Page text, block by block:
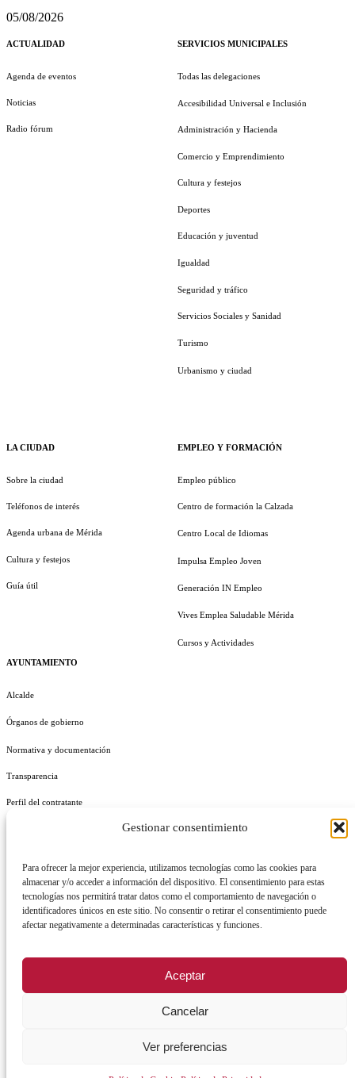
Gestionar consentimiento
Para ofrecer la mejor experiencia, utilizamos tecnologías como las cookies para
almacenar y/o acceder a información del dispositivo. El consentimiento para estas
tecnologías nos permitirá tratar datos como el comportamiento de navegación o
identificadores únicos en este sitio. No consentir o retirar el consentimiento puede
afectar negativamente a determinadas características y funciones.
Aceptar
Cancelar
Ver preferencias
05/08/2026
ACTUALIDAD
Agenda de eventos
Noticias
Radio fórum
LA CIUDAD
Sobre la ciudad
Teléfonos de interés
Agenda urbana de Mérida
Cultura y festejos
Guía útil
AYUNTAMIENTO
Alcalde
Órganos de gobierno
Normativa y documentación
Transparencia
Perfil del contratante
SERVICIOS MUNICIPALES
Todas las delegaciones
Accesibilidad Universal e Inclusión
Administración y Hacienda
Comercio y Emprendimiento
Cultura y festejos
Deportes
Educación y juventud
Igualdad
Seguridad y tráfico
Servicios Sociales y Sanidad
Turismo
Urbanismo y ciudad
EMPLEO Y FORMACIÓN
Empleo público
Centro de formación la Calzada
Centro Local de Idiomas
Impulsa Empleo Joven
Generación IN Empleo
Vives Emplea Saludable Mérida
Cursos y Actividades
REGISTRO DE ACTIVIDADES DE TRATAMIENTO